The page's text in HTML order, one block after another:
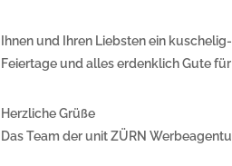
Ihnen und Ihren Liebsten ein
Feiertage und alles erdenklich Gute
Herzliche Grüße
Das Team der unit ZÜRN